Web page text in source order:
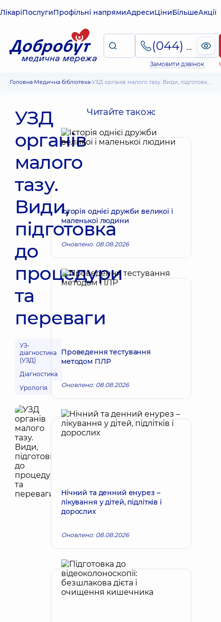
ЛікаріПослугиПрофільні напрямиАдресиЦіниБільшеАкції
(044) 495-2-888
Замовити дзвінок
Головна Медична бібліотека УЗД органів малого тазу. Види, підготовка до процедури та переваги
УЗД
органів
малого
тазу.
Види,
підготовка
до
процедури
та
переваги
УЗ-
діагностика
(УЗД)
Діагностика
Урологія
Читайте також:
Історія однієї дружби великої і
маленької людини
Оновлено: 08.08.2026
Проведення тестування
методом ПЛР
Оновлено: 08.08.2026
Нічний та денний енурез –
лікування у дітей, підлітків і
дорослих
Оновлено: 08.08.2026